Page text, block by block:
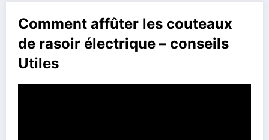
Comment affûter les couteaux
de rasoir électrique – conseils
Utiles